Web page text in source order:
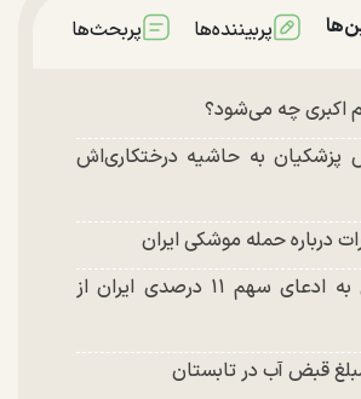
پربیننده‌ها پربحث‌ها
اکبری چه می‌شود؟
پزشکیان به حاشیه درختکاری‌اش
درباره حمله موشکی ایران
پاسخ عراقچی به ادعای سهم ۱۱ درصدی ایران از
قبض آب در تابستان